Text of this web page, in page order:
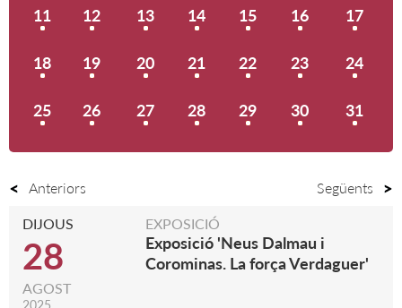
11 12 13 14 15 16 17
18 19 20 21 22 23 24
25 26 27 28 29 30 31
Anteriors Següents
DIJOUS
28
AGOST
2025
EXPOSICIÓ
Exposició 'Neus Dalmau i
Corominas. La força Verdaguer'